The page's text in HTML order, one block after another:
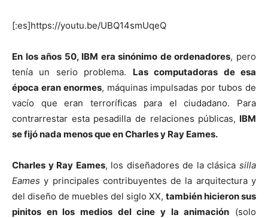
[:es]https://youtu.be/UBQ14smUqeQ
En los años 50, IBM era sinónimo de ordenadores, pero
tenía un serio problema. Las computadoras de esa
época eran enormes, máquinas impulsadas por tubos de
vacío que eran terroríficas para el ciudadano. Para
contrarrestar esta pesadilla de relaciones públicas, IBM
se fijó nada menos que en Charles y Ray Eames.
Charles y Ray Eames, los diseñadores de la clásicasilla
Eames y principales contribuyentes de la arquitectura y
del diseño de muebles del siglo XX, también hicieron sus
pinitos en los medios del cine y la animación (solo